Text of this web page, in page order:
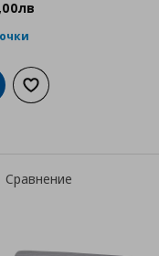
,00лв
в кошницата
Добави към
Сравнение